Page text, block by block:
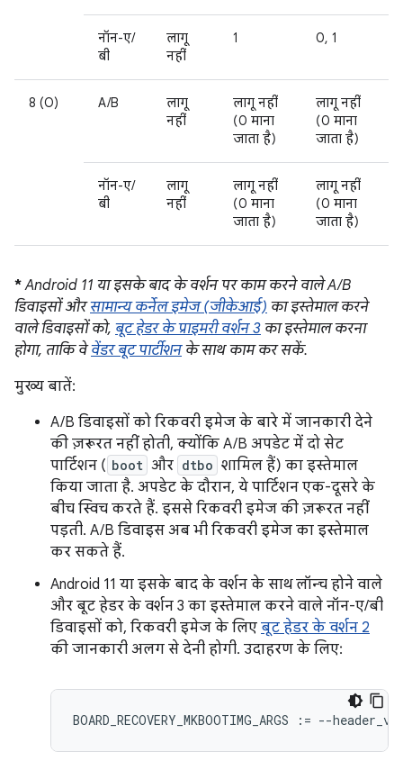
नॉन-ए/
बी
लागू
नहीं
1 0, 1
8 (O) A/B
लागू
नहीं
लागू नहीं
(0 माना
जाता है)
लागू नहीं
(0 माना
जाता है)
नॉन-ए/
बी
लागू
नहीं
लागू नहीं
(0 माना
जाता है)
लागू नहीं
(0 माना
जाता है)
* Android 11 या इसके बाद के वर्शन पर काम करने वाले A/B
डिवाइसों औरसामान्य कर्नेल इमेज (जीकेआई) का इस्तेमाल करने
वाले डिवाइसों को, बूट हेडर के प्राइमरी वर्शन 3 का इस्तेमाल करना
होगा, ताकि वेवेंडर बूट पार्टीशनके साथ काम कर सकें.
मुख्य बातें:
A/B डिवाइसों को रिकवरी इमेज के बारे में जानकारी देने
की ज़रूरत नहीं होती, क्योंकि A/B अपडेट में दो सेट
पार्टिशन ( boot और dtbo शामिल हैं) का इस्तेमाल
किया जाता है. अपडेट के दौरान, ये पार्टिशन एक-दूसरे के
बीच स्विच करते हैं. इससे रिकवरी इमेज की ज़रूरत नहीं
पड़ती. A/B डिवाइस अब भी रिकवरी इमेज का इस्तेमाल
कर सकते हैं.
Android 11 या इसके बाद के वर्शन के साथ लॉन्च होने वाले
और बूट हेडर के वर्शन 3 का इस्तेमाल करने वाले नॉन-ए/बी
डिवाइसों को, रिकवरी इमेज के लिए बूट हेडर के वर्शन 2
की जानकारी अलग से देनी होगी. उदाहरण के लिए:
BOARD_RECOVERY_MKBOOTIMG_ARGS := --